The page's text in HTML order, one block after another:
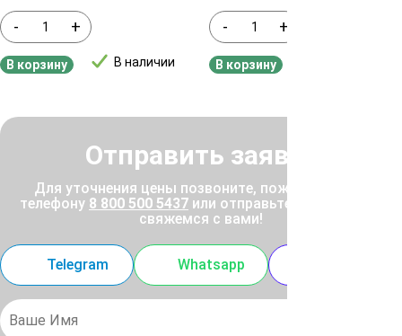
- +
В наличии
В корзину
- +
В корзину
Отправить заявку
Для уточнения цены позвоните, пожалуйста, по
телефону 8 800 500 5437 или отправьте заявку, и мы
свяжемся с вами!
Telegram Whatsapp